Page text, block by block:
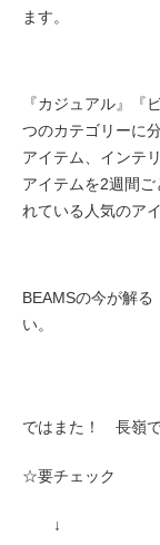
ます。
『カジュアル』『
つのカテゴリーに
アイテム、インテ
アイテムを2週間
れている人気のア
BEAMSの今が解る
い。
ではまた！ 長嶺
☆要チェック
↓